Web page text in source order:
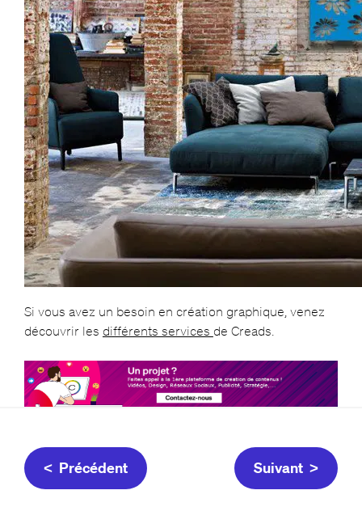
Si vous avez un besoin en création graphique, venez
découvrir les différents services de Creads.
< Précédent Suivant >